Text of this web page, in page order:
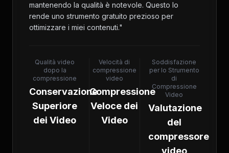
mantenendo la qualità è notevole. Questo lo
rende uno strumento gratuito prezioso per
ottimizzare i miei contenuti."
Qualità video
dopo la
compressione
Conservazione
Superiore
dei Video
Velocità di
compressione
video
Compressione
Veloce dei
Video
Soddisfazione
per lo Strumento
di
Compressione
Video
Valutazione
del
compressore
video